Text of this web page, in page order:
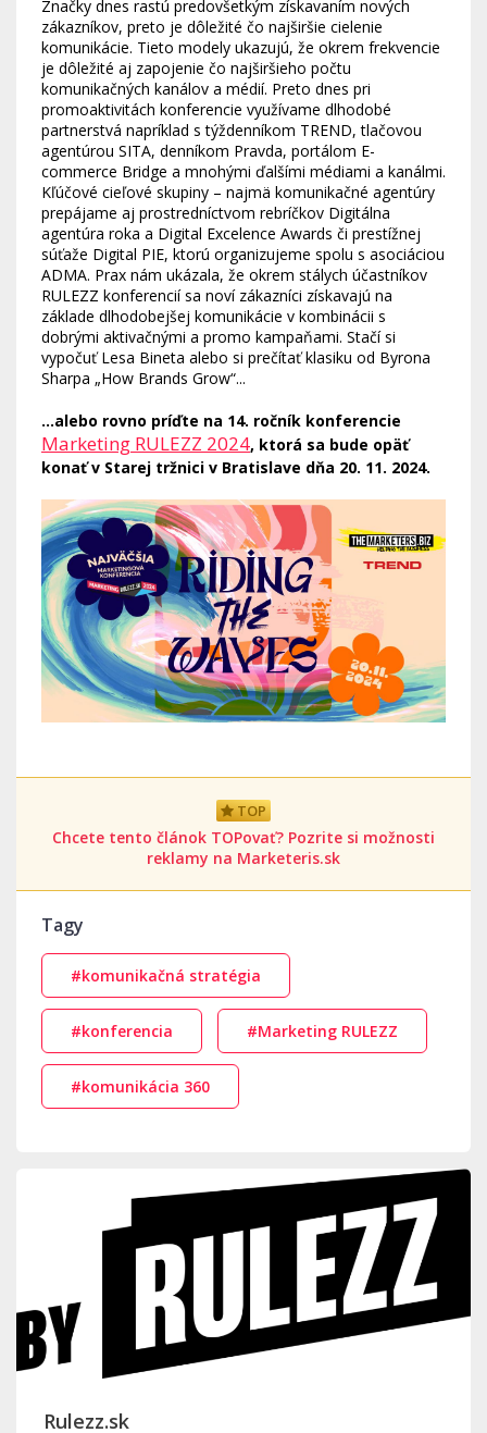
Značky dnes rastú predovšetkým získavaním nových
zákazníkov, preto je dôležité čo najširšie cielenie
komunikácie. Tieto modely ukazujú, že okrem frekvencie
je dôležité aj zapojenie čo najširšieho počtu
komunikačných kanálov a médií. Preto dnes pri
promoaktivitách konferencie využívame dlhodobé
partnerstvá napríklad s týždenníkom TREND, tlačovou
agentúrou SITA, denníkom Pravda, portálom E-
commerce Bridge a mnohými ďalšími médiami a kanálmi.
Kľúčové cieľové skupiny – najmä komunikačné agentúry
prepájame aj prostredníctvom rebríčkov Digitálna
agentúra roka a Digital Excelence Awards či prestížnej
súťaže Digital PIE, ktorú organizujeme spolu s asociáciou
ADMA. Prax nám ukázala, že okrem stálych účastníkov
RULEZZ konferencií sa noví zákazníci získavajú na
základe dlhodobejšej komunikácie v kombinácii s
dobrými aktivačnými a promo kampaňami. Stačí si
vypočuť Lesa Bineta alebo si prečítať klasiku od Byrona
Sharpa „How Brands Grow“...
...alebo rovno príďte na 14. ročník konferencie
Marketing RULEZZ 2024, ktorá sa bude opäť
konať v Starej tržnici v Bratislave dňa 20. 11. 2024.
TOP
Chcete tento článok TOPovať? Pozrite si možnosti
reklamy na Marketeris.sk
Tagy
#komunikačná stratégia
#konferencia #Marketing RULEZZ
#komunikácia 360
Rulezz.sk